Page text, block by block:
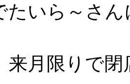
たいら～さ
来月限りで